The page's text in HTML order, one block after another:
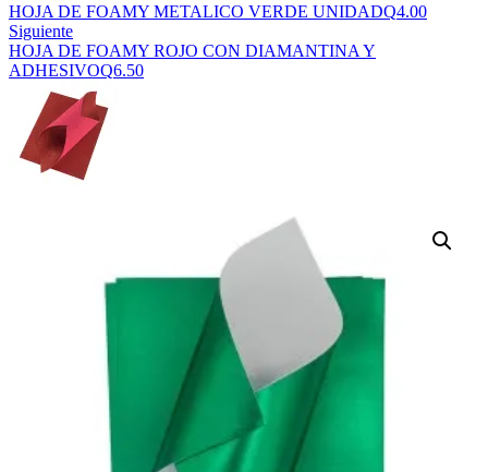
HOJA DE FOAMY METALICO VERDE UNIDADQ4.00
Siguiente
HOJA DE FOAMY ROJO CON DIAMANTINA Y
ADHESIVOQ6.50